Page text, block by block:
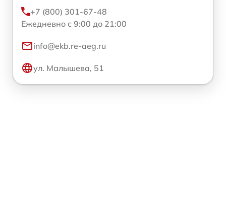
+7 (800) 301-67-48
Ежедневно с 9:00 до 21:00
info@ekb.re-aeg.ru
ул. Малышева, 51